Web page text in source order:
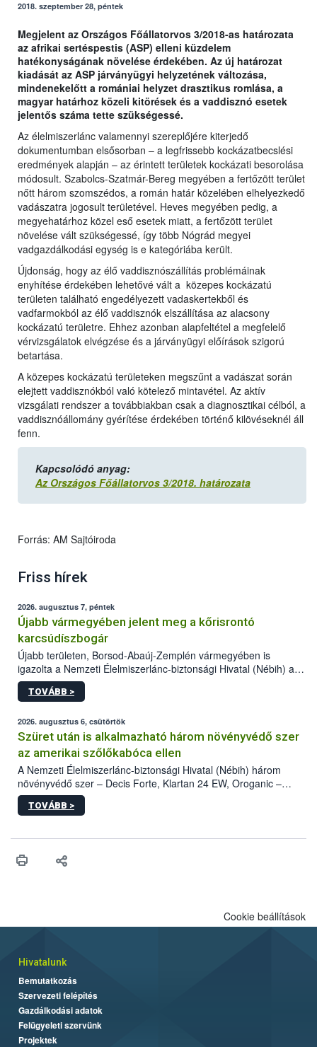
2018. szeptember 28, péntek
Megjelent az Országos Főállatorvos 3/2018-as határozata
az afrikai sertéspestis (ASP) elleni küzdelem
hatékonyságának növelése érdekében. Az új határozat
kiadását az ASP járványügyi helyzetének változása,
mindenekelőtt a romániai helyzet drasztikus romlása, a
magyar határhoz közeli kitörések és a vaddisznó esetek
jelentős száma tette szükségessé.
Az élelmiszerlánc valamennyi szereplőjére kiterjedő
dokumentumban elsősorban – a legfrissebb kockázatbecslési
eredmények alapján – az érintett területek kockázati besorolása
módosult. Szabolcs-Szatmár-Bereg megyében a fertőzött terület
nőtt három szomszédos, a román határ közelében elhelyezkedő
vadászatra jogosult területével. Heves megyében pedig, a
megyehatárhoz közel eső esetek miatt, a fertőzött terület
növelése vált szükségessé, így több Nógrád megyei
vadgazdálkodási egység is e kategóriába került.
Újdonság, hogy az élő vaddisznószállítás problémáinak
enyhítése érdekében lehetővé vált a közepes kockázatú
területen található engedélyezett vadaskertekből és
vadfarmokból az élő vaddisznók elszállítása az alacsony
kockázatú területre. Ehhez azonban alapfeltétel a megfelelő
vérvizsgálatok elvégzése és a járványügyi előírások szigorú
betartása.
A közepes kockázatú területeken megszűnt a vadászat során
elejtett vaddisznókból való kötelező mintavétel. Az aktív
vizsgálati rendszer a továbbiakban csak a diagnosztikai célból, a
vaddisznóállomány gyérítése érdekében történő kilövéseknél áll
fenn.
Kapcsolódó anyag:
Az Országos Főállatorvos 3/2018. határozata
Forrás: AM Sajtóiroda
Friss hírek
2026. augusztus 7, péntek
Újabb vármegyében jelent meg a kőrisrontó
karcsúdíszbogár
Újabb területen, Borsod-Abaúj-Zemplén vármegyében is
igazolta a Nemzeti Élelmiszerlánc-biztonsági Hivatal (Nébih) a
kőrisrontó karcsúdíszbogár (Agrilus planipennis) jelenlétét. A
kártevőt nem csak színcsapdában találták meg, de már fertőzött
az intenzív felderítést, emellett az intézkedéseket a szlovák
hatósággal is összehangolják a terjedés megállítása érdekében.
TOVÁBB >
2026. augusztus 6, csütörtök
Szüret után is alkalmazható három növényvédő szer
az amerikai szőlőkabóca ellen
A Nemzeti Élelmiszerlánc-biztonsági Hivatal (Nébih) három
növényvédő szer – Decis Forte, Klartan 24 EW, Oroganic –
engedélyokiratát módosította, így azok a szüretet követően,
egészen a vesszőérettség (BBCH 91) stádiumáig
érésű szőlőkben is legyen lehetőség a károsító elleni további
felhasználók számára is elérhető és ökológiai termesztésben is
TOVÁBB >
Cookie beállítások
Hivatalunk
Bemutatkozás
Szervezeti felépítés
Gazdálkodási adatok
Felügyeleti szervünk
Projektek